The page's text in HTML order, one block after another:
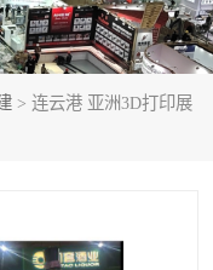
> 连云港 亚洲3D打印展
搭建
服务